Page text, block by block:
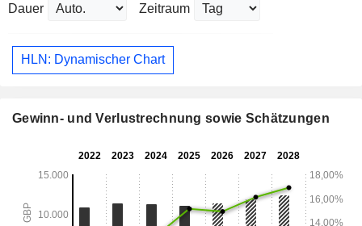
Dauer Zeitraum
HLN: Dynamischer Chart
Gewinn- und Verlustrechnung sowie Schätzungen